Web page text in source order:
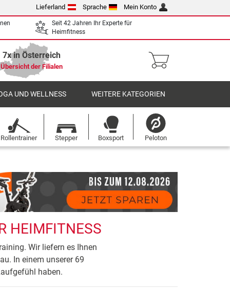
Lieferland Sprache Mein Konto
Seit 42 Jahren Ihr Experte für
Heimfitness
7x in Österreich
Übersicht der Filialen
UND WELLNESS WEITERE KATEGORIEN
Rollentrainer Stepper Boxsport Peloton
HEIMFITNESS
Wir liefern es Ihnen
In einem unserer 69
haben.